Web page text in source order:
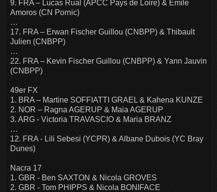
9. FRA – Lucas Rual (APCC Pays de Loire) & Emile
Amoros (CN Pornic)
…
17. FRA – Erwan Fischer Guillou (CNBPP) & Thibault
Julien (CNBPP)
…
22. FRA – Kevin Fischer Guillou (CNBPP) & Yann Jauvin
(CNBPP)
49er FX
1. BRA – Martine SOFFIATTI GRAEL & Kahena KUNZE
2. NOR – Ragna AGERUP & Maia AGERUP
3. ARG - Victoria TRAVASCIO & Maria BRANZ
…
12. FRA - Lili Sebesi (YCPR) & Albane Dubois (YC Bray
Dunes)
Nacra 17
1. GBR - Ben SAXTON & Nicola GROVES
2. GBR - Tom PHIPPS & Nicola BONIFACE